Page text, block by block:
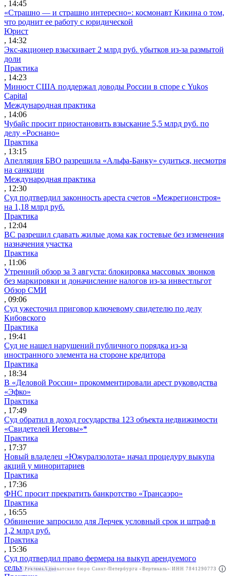
РекламаООО "Право.ру" ИНН: 7704835288
, 14:45
«Страшно — и страшно интересно»: космонавт Кикина о том,
что роднит ее работу с юридической
Юрист
, 14:32
Экс-акционер взыскивает 2 млрд руб. убытков из-за размытой
доли
Практика
, 14:23
Минюст США поддержал доводы России в споре с Yukos
Capital
Международная практика
, 14:06
Чубайс просит приостановить взыскание 5,5 млрд руб. по
делу «Роснано»
Практика
, 13:15
Апелляция БВО разрешила «Альфа-Банку» судиться, несмотря
на санкции
Международная практика
, 12:30
Суд подтвердил законность ареста счетов «Межрегионстроя»
на 1,18 млрд руб.
Практика
, 12:04
ВС разрешил сдавать жилые дома как гостевые без изменения
назначения участка
Практика
, 11:06
Утренний обзор за 3 августа: блокировка массовых звонков
без маркировки и доначисление налогов из-за инвестльгот
Обзор СМИ
, 09:06
Суд ужесточил приговор ключевому свидетелю по делу
Кибовского
Практика
, 19:41
Суд не нашел нарушений публичного порядка из-за
иностранного элемента на стороне кредитора
Практика
, 18:34
В «Деловой России» прокомментировали арест руководства
«Эфко»
Практика
, 17:49
Суд обратил в доход государства 123 объекта недвижимости
«Свидетелей Иеговы»*
Практика
, 17:37
Новый владелец «Южуралзолота» начал процедуру выкупа
акций у миноритариев
Практика
, 17:36
ФНС просит прекратить банкротство «Трансаэро»
Практика
, 16:55
Обвинение запросило для Лерчек условный срок и штраф в
1,2 млрд руб.
Практика
, 15:36
Суд подтвердил право фермера на выкуп арендуемого
сельхозучастка
Реклама Адвокатское бюро Санкт-Петербурга «Вертикаль» ИНН 7841290773